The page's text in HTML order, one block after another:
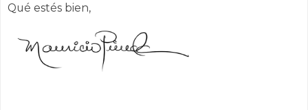
Qué estés bien,